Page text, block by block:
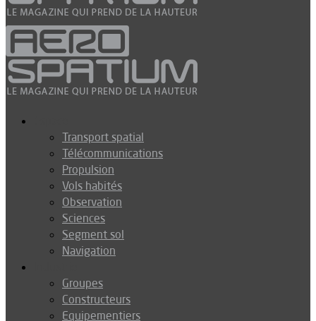
Transport spatial
Télécommunications
Propulsion
Vols habités
Observation
Sciences
Segment sol
Navigation
Groupes
Constructeurs
Equipementiers